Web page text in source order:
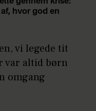
gennem krise:
hvor god en
vi legede tit
var altid børn
omgang